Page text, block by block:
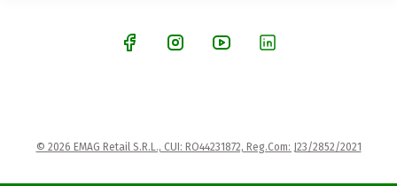
© 2026 EMAG Retail S.R.L., CUI: RO44231872, Reg.Com: J23/2852/2021